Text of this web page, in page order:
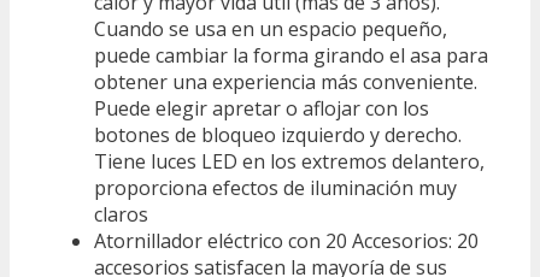
Cuando se usa en un espacio pequeño,
puede cambiar la forma girando el asa para
obtener una experiencia más conveniente.
Puede elegir apretar o aflojar con los
botones de bloqueo izquierdo y derecho.
Tiene luces LED en los extremos delantero,
proporciona efectos de iluminación muy
claros
Atornillador eléctrico con 20 Accesorios: 20
accesorios satisfacen la mayoría de sus